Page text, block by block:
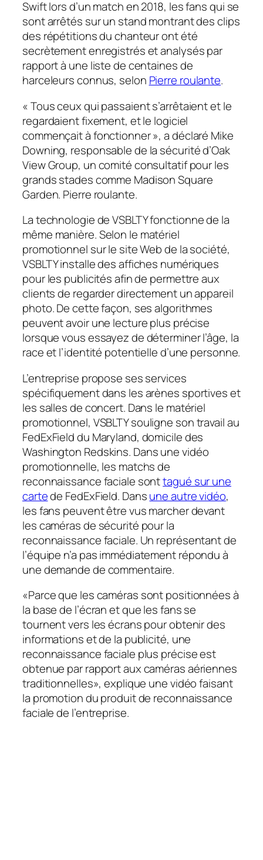
Swift lors d’un match en 2018, les fans qui se
sont arrêtés sur un stand montrant des clips
des répétitions du chanteur ont été
secrètement enregistrés et analysés par
rapport à une liste de centaines de
harceleurs connus, selon Pierre roulante.
« Tous ceux qui passaient s’arrêtaient et le
regardaient fixement, et le logiciel
commençait à fonctionner », a déclaré Mike
Downing, responsable de la sécurité d’Oak
View Group, un comité consultatif pour les
grands stades comme Madison Square
Garden. Pierre roulante.
La technologie de VSBLTY fonctionne de la
même manière. Selon le matériel
promotionnel sur le site Web de la société,
VSBLTY installe des affiches numériques
pour les publicités afin de permettre aux
clients de regarder directement un appareil
photo. De cette façon, ses algorithmes
peuvent avoir une lecture plus précise
lorsque vous essayez de déterminer l’âge, la
race et l’identité potentielle d’une personne.
L’entreprise propose ses services
spécifiquement dans les arènes sportives et
les salles de concert. Dans le matériel
promotionnel, VSBLTY souligne son travail au
FedExField du Maryland, domicile des
Washington Redskins. Dans une vidéo
promotionnelle, les matchs de
reconnaissance faciale sonttagué sur une
cartede FedExField. Dansune autre vidéo,
les fans peuvent être vus marcher devant
les caméras de sécurité pour la
reconnaissance faciale. Un représentant de
l’équipe n’a pas immédiatement répondu à
une demande de commentaire.
«Parce que les caméras sont positionnées à
la base de l’écran et que les fans se
tournent vers les écrans pour obtenir des
informations et de la publicité, une
reconnaissance faciale plus précise est
obtenue par rapport aux caméras aériennes
traditionnelles», explique une vidéo faisant
la promotion du produit de reconnaissance
faciale de l’entreprise.